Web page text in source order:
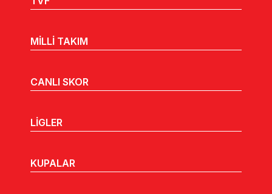
MİLLİ TAKIM
CANLI SKOR
LİGLER
KUPALAR